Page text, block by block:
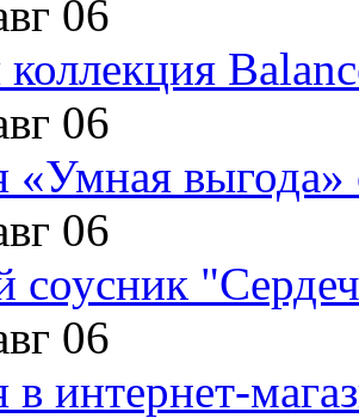
06
06
«Умная выгода»
06
соусник
06
интернет-